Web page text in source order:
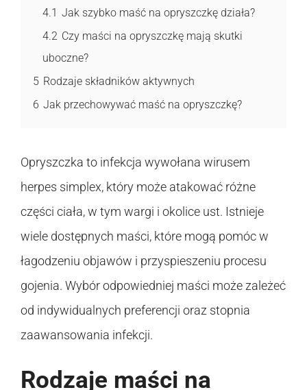
4.1 Jak szybko maść na opryszczkę działa?
4.2 Czy maści na opryszczkę mają skutki
uboczne?
5 Rodzaje składników aktywnych
6 Jak przechowywać maść na opryszczkę?
Opryszczka to infekcja wywołana wirusem
herpes simplex, który może atakować różne
części ciała, w tym wargi i okolice ust. Istnieje
wiele dostępnych maści, które mogą pomóc w
łagodzeniu objawów i przyspieszeniu procesu
gojenia. Wybór odpowiedniej maści może zależeć
od indywidualnych preferencji oraz stopnia
zaawansowania infekcji.
Rodzaje maści na